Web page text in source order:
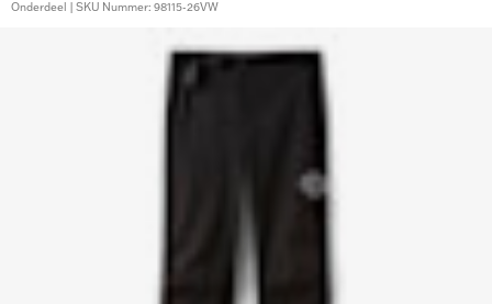
Onderdeel | SKU Nummer: 98115-26VW